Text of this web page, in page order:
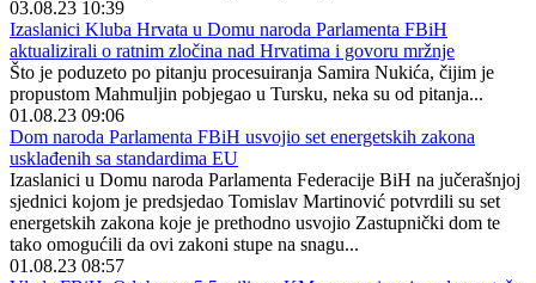
03.08.23 10:39
Izaslanici Kluba Hrvata u Domu naroda Parlamenta FBiH
aktualizirali o ratnim zločina nad Hrvatima i govoru mržnje
Što je poduzeto po pitanju procesuiranja Samira Nukića, čijim je
propustom Mahmuljin pobjegao u Tursku, neka su od pitanja...
01.08.23 09:06
Dom naroda Parlamenta FBiH usvojio set energetskih zakona
usklađenih sa standardima EU
Izaslanici u Domu naroda Parlamenta Federacije BiH na jučerašnjoj
sjednici kojom je predsjedao Tomislav Martinović potvrdili su set
energetskih zakona koje je prethodno usvojio Zastupnički dom te
tako omogućili da ovi zakoni stupe na snagu...
01.08.23 08:57